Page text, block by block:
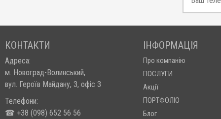
КОНТАКТИ
Адреса:
м. Новоград-Волинський,
вул. Героїв Майдану, 3, офіс 3
Телефони:
☎ +38 (098) 652 56 56
ІНФОРМАЦІЯ
Про компанію
ПОСЛУГИ
Акції
ПОРТФОЛІО
Блог